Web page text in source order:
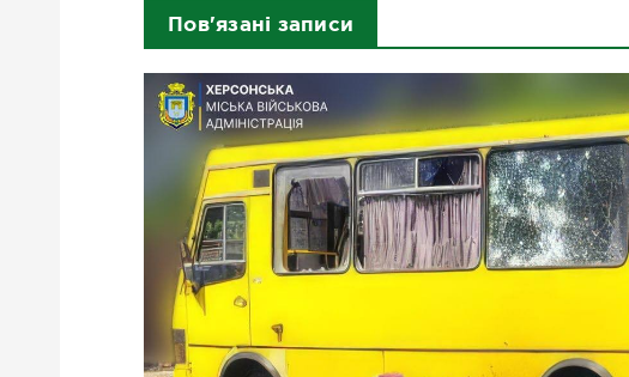
Пов'язані записи